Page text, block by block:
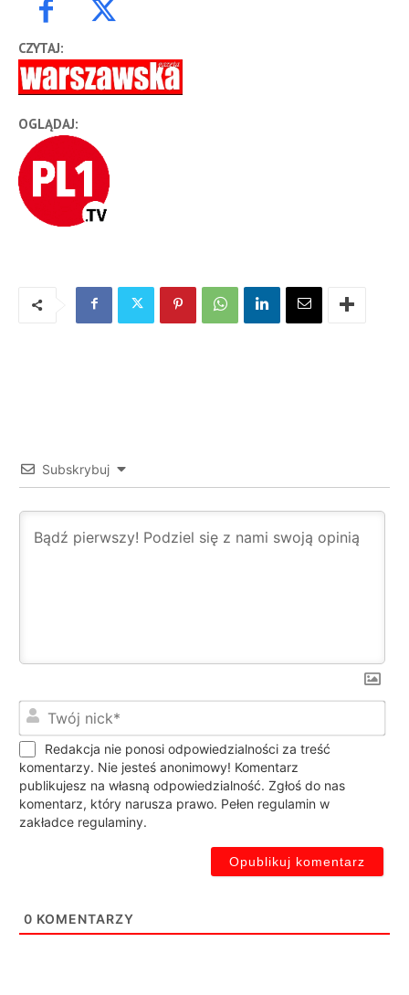
CZYTAJ:
OGLĄDAJ:
Subskrybuj
Redakcja nie ponosi odpowiedzialności za treść
komentarzy. Nie jesteś anonimowy! Komentarz
publikujesz na własną odpowiedzialność. Zgłoś do nas
komentarz, który narusza prawo. Pełen regulamin w
zakładce regulaminy.
0 KOMENTARZY